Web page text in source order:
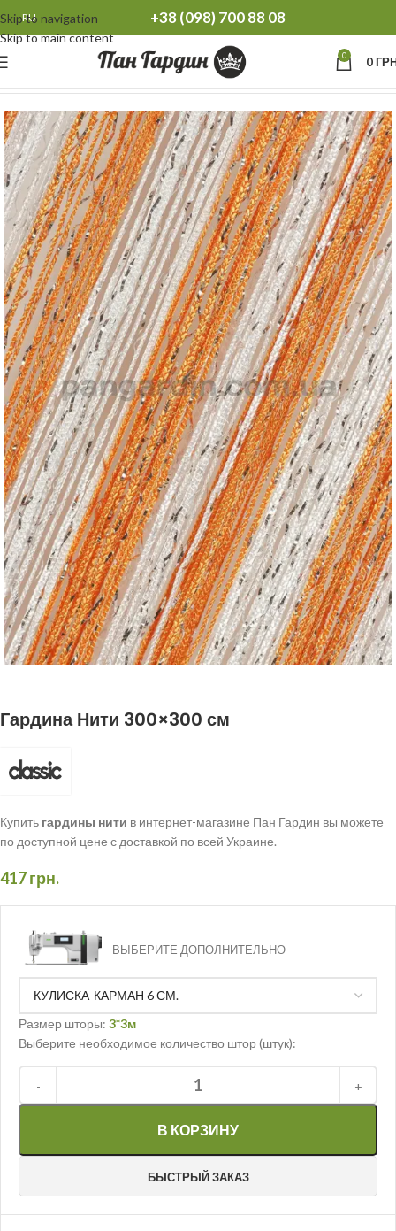
Skip to navigation
Skip to main content
RU +38 (098) 700 88 08
0 0
Главная Шторы нити Шторы нити радуга Дождь
Гардина Нити 300×300 см
Купить гардины нити в интернет-магазине Пан Гардин вы можете
по доступной цене с доставкой по всей Украине.
417грн.
ВЫБЕРИТЕ ДОПОЛНИТЕЛЬНО
Выберите необходимое количество штор (штук):
Размер шторы: 3*3м
В КОРЗИНУ
БЫСТРЫЙ ЗАКАЗ